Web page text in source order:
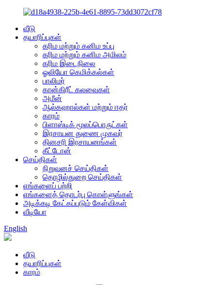
வீடு
தயாரிப்புகள்
கரிம மற்றும் கனிம உப்பு
கரிம மற்றும் கனிம அமிலம்
கரிம இடைநிலை
ஓலியோ கெமிக்கல்கள்
பாலிமர்
கான்கிரீட் கலவைகள்
அமீன்
ஆல்கஹால்கள் மற்றும் ஈதர்
காரம்
பிளாஸ்டிக் மூலப்பொருட்கள்
இரசாயன துணை முகவர்
தினசரி இரசாயனங்கள்
கீட்டோன்
செய்திகள்
நிறுவனச் செய்திகள்
தொழில்துறை செய்திகள்
எங்களைப் பற்றி
எங்களைத் தொடர்பு கொள்ளுங்கள்
அடிக்கடி கேட்கப்படும் கேள்விகள்
வீடியோ
English
வீடு
தயாரிப்புகள்
காரம்